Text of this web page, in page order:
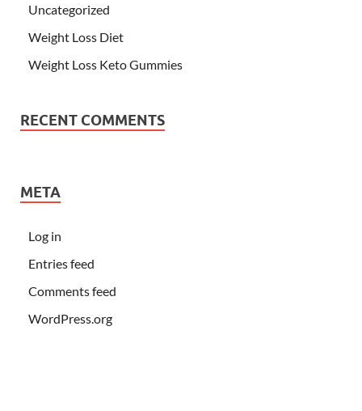
Uncategorized
Weight Loss Diet
Weight Loss Keto Gummies
RECENT COMMENTS
META
Log in
Entries feed
Comments feed
WordPress.org